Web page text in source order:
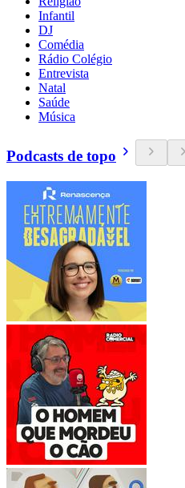
Infantil
DJ
Comédia
Rádio Colégio
Entrevista
Natal
Saúde
Música
Podcasts de topo